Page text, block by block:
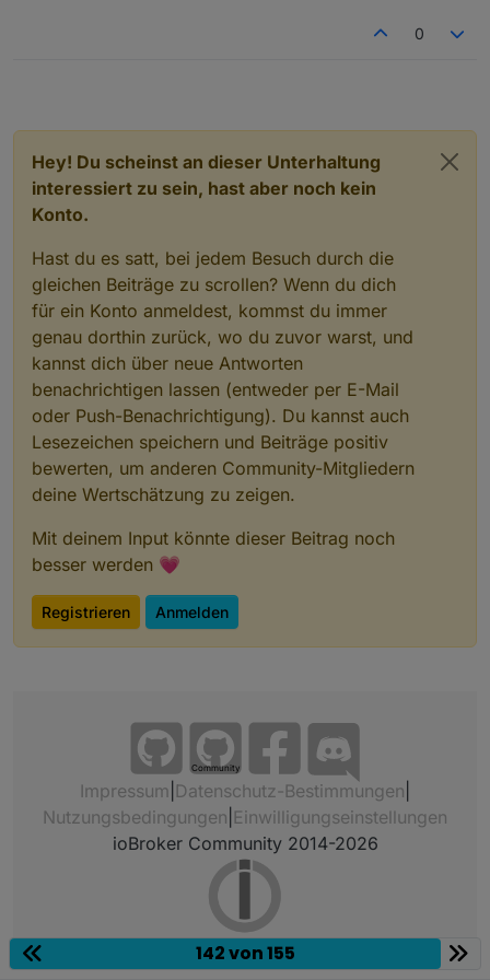
0
Hey! Du scheinst an dieser Unterhaltung
interessiert zu sein, hast aber noch kein
Konto.
Hast du es satt, bei jedem Besuch durch die
gleichen Beiträge zu scrollen? Wenn du dich
für ein Konto anmeldest, kommst du immer
genau dorthin zurück, wo du zuvor warst, und
kannst dich über neue Antworten
benachrichtigen lassen (entweder per E-Mail
oder Push-Benachrichtigung). Du kannst auch
Lesezeichen speichern und Beiträge positiv
bewerten, um anderen Community-Mitgliedern
deine Wertschätzung zu zeigen.
Mit deinem Input könnte dieser Beitrag noch
besser werden 💗
Registrieren Anmelden
Community
Impressum Datenschutz-Bestimmungen
Nutzungsbedingungen Einwilligungseinstellungen
ioBroker Community 2014-2026
142 von 155